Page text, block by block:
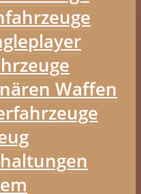
Waffen